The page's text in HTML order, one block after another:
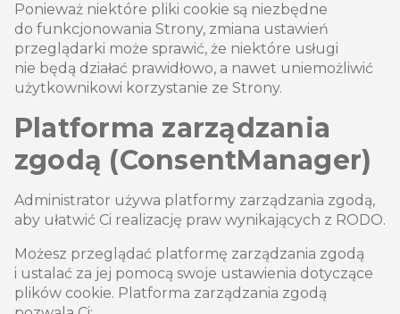
Ponieważ niektóre pliki cookie są niezbędne
do funkcjonowania Strony, zmiana ustawień
przeglądarki może sprawić, że niektóre usługi
nie będą działać prawidłowo, a nawet uniemożliwić
użytkownikowi korzystanie ze Strony.
Platforma zarządzania
zgodą (ConsentManager)
Administrator używa platformy zarządzania zgodą,
aby ułatwić Ci realizację praw wynikających z RODO.
Możesz przeglądać platformę zarządzania zgodą
i ustalać za jej pomocą swoje ustawienia dotyczące
plików cookie. Platforma zarządzania zgodą